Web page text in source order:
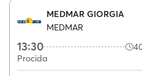
MEDMAR GIORGIA
MEDMAR
13:30
Procida